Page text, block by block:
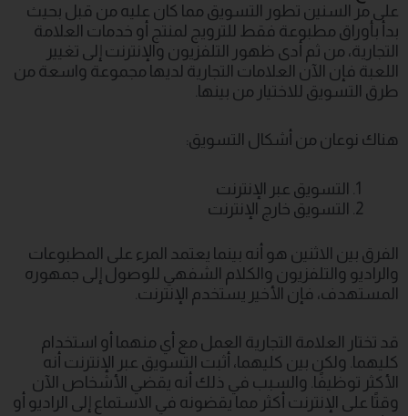
على مر السنين تطور التسويق مما كان عليه من قبل بحيث
بدأ بأوراق مطبوعة فقط للترويج لمنتج أو خدمات العلامة
التجارية، من ثم أدى ظهور التلفزيون والإنترنت إلى تغيير
اللعبة فإن الآن العلامات التجارية لديها مجموعة واسعة من
طرق التسويق للاختيار من بينها.
هناك نوعان من أشكال التسويق:
التسويق عبر الإنترنت
التسويق خارج الإنترنت
الفرق بين الاثنين هو أنه بينما يعتمد المرء على المطبوعات
والراديو والتلفزيون والكلام الشفهي للوصول إلى جمهوره
المستهدف، فإن الأخير يستخدم الإنترنت.
قد تختار العلامة التجارية العمل مع أي منهما أو استخدام
كليهما. ولكن بين كليهما، أثبت التسويق عبر الإنترنت أنه
الأكثر توظيفًا. والسبب في ذلك أنه يقضي الأشخاص الآن
وقتًا على الإنترنت أكثر مما يقضونه في الاستماع إلى الراديو أو